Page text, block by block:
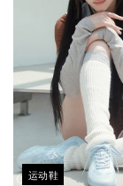
运动鞋